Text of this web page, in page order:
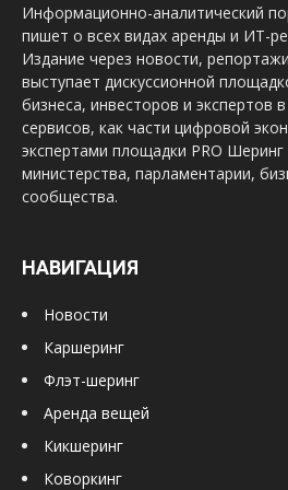
Информационно-аналитический
пишет о всех видах аренды и ИТ-
Издание через новости,
выступает дискуссионной
бизнеса, инвесторов и экспертов
сервисов, как части цифровой
экспертами площадки PRO
министерства, парламентарии,
сообщества.
НАВИГАЦИЯ
Новости
Каршеринг
Флэт-шеринг
Аренда вещей
Кикшеринг
Коворкинг